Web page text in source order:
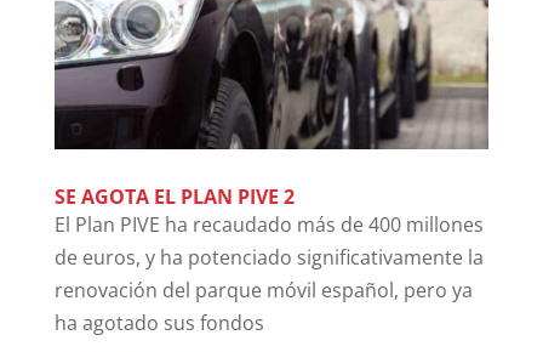
SE AGOTA EL PLAN PIVE 2
El Plan PIVE ha recaudado más de 400 millones
de euros, y ha potenciado significativamente la
renovación del parque móvil español, pero ya
ha agotado sus fondos